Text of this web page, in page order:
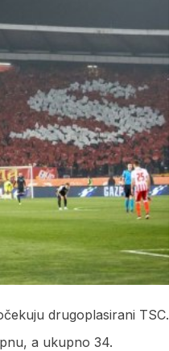
drugoplasirani TSC.
a ukupno 34.